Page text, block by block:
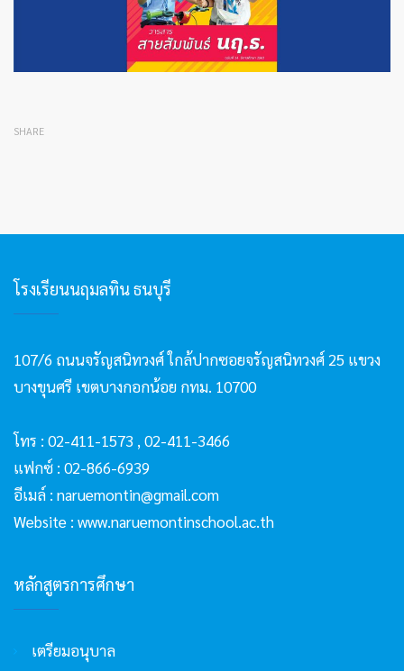
SHARE
โรงเรียนนฤมลทิน ธนบุรี
107/6 ถนนจรัญสนิทวงศ์ ใกล้ปากซอยจรัญสนิทวงศ์ 25 แขวง
บางขุนศรี เขตบางกอกน้อย กทม. 10700
โทร : 02-411-1573 , 02-411-3466
แฟกซ์ : 02-866-6939
อีเมล์ : naruemontin@gmail.com
Website : www.naruemontinschool.ac.th
หลักสูตรการศึกษา
เตรียมอนุบาล